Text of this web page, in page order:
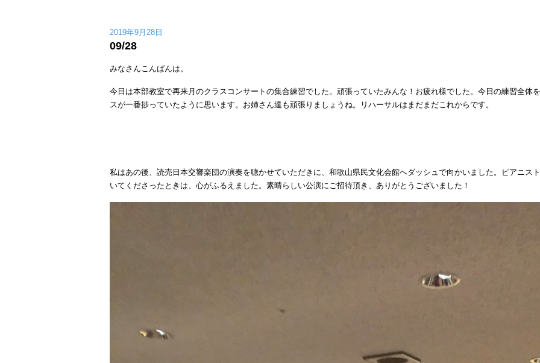
2019年9月28日
09/28
みなさんこんばんは。
今日は本部教室で再来月のクラスコンサートの集合練習でした。頑張っていたみんな！お疲れ様でした。今日の練習全体
スが一番捗っていたように思います。お姉さん達も頑張りましょうね。リハーサルはまだまだこれからです。
私はあの後、読売日本交響楽団の演奏を聴かせていただきに、和歌山県民文化会館へダッシュで向かいました。ピアニス
いてくださったときは、心がふるえました。素晴らしい公演にご招待頂き、ありがとうございました！